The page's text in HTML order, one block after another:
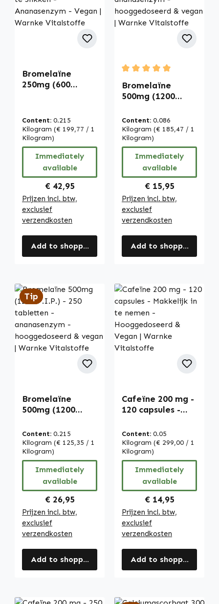
Bromelaïne
250mg (600
Gemakkelijk te
Slikken -
Ananasenzym -
Vegan | Warnke
Vitalstoffe
Content: 0.215
Kilogram (€ 199,77 / 1
Kilogram)
Immediately
available
Regular price:
€ 42,95
Prijzen incl. btw,
exclusief
verzendkosten
Add to shopping cart
Average rating of 5 out
Bromelaïne
500mg (1200
tabletten -
ananasenzym -
hooggedoseerd &
vegan | Warnke
Vitalstoffe
Content: 0.086
Kilogram (€ 185,47 / 1
Kilogram)
Immediately
available
Regular price:
€ 15,95
Prijzen incl. btw,
exclusief
verzendkosten
Add to shopping cart
Tip
Tip
Bromelaïne
500mg (1200
tabletten -
ananasenzym -
hooggedoseerd &
vegan | Warnke
Vitalstoffe
Content: 0.215
Kilogram (€ 125,35 / 1
Kilogram)
Immediately
available
Regular price:
€ 26,95
Prijzen incl. btw,
exclusief
verzendkosten
Add to shopping cart
Cafeïne 200 mg -
120 capsules -
nemen -
Hooggedoseerd
& Vegan | Warnke
Vitalstoffe
Content: 0.05
Kilogram (€ 299,00 / 1
Kilogram)
Immediately
available
Regular price:
€ 14,95
Prijzen incl. btw,
exclusief
verzendkosten
Add to shopping cart